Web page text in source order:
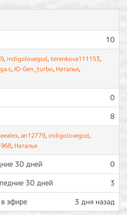
10
, indigolovegod,terenkova111153,
, Ю-Gen_turbo, Наталья,
0
8
,an12779, indigolovegod,
, Наталья
30 дней
0
30 дней
3
эфире
3 дня назад